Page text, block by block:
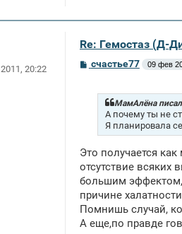
20:22
Re: Гемостаз (Д-
Ссчастье77 09 фев
МамАлёна
А почему ты не
Я планировала
Это получается
отсутствие
большим эффектом,
причине
Помнишь случай,
А еще,по правде